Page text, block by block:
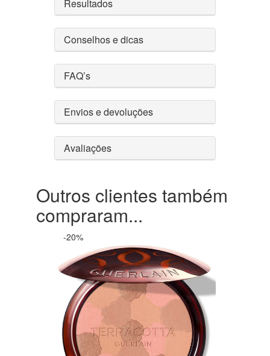
Resultados
Conselhos e dicas
FAQ’s
Envios e devoluções
Avaliações
Outros clientes também
compraram...
-20%